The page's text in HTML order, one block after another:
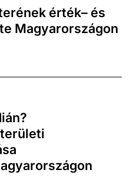
érték– és
Magyarországon